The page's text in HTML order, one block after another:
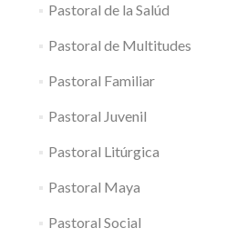
Pastoral de la Salúd
Pastoral de Multitudes
Pastoral Familiar
Pastoral Juvenil
Pastoral Litúrgica
Pastoral Maya
Pastoral Social